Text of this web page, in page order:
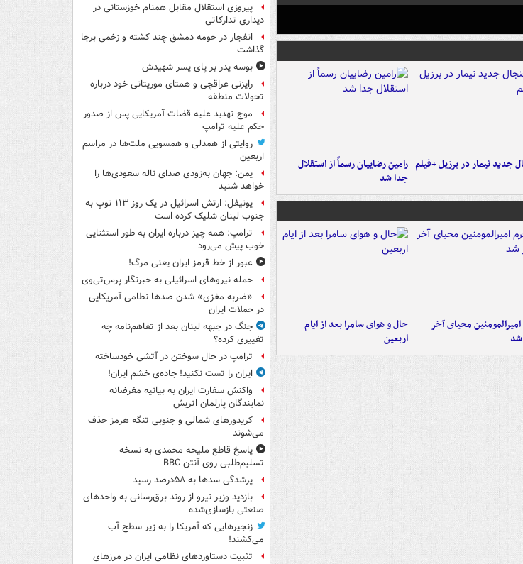
جدید نیمار در برزیل +فیلم رامین رضاییان رسماً از استقلال
جدا شد
محیای آخر
حال و هوای سامرا بعد از ایام
اربعین
پیروزی استقلال مقابل همنام خوزستانی در
دیداری تدارکاتی
انفجار در حومه دمشق چند کشته و زخمی برجا
گذاشت
بوسه‌ پدر بر پای پسر شهیدش
رایزنی عراقچی و همتای موریتانی خود درباره
تحولات منطقه
موج تهدید علیه قضات آمریکایی پس از صدور
حکم علیه ترامپ
روایتی از همدلی و همسویی ملت‌ها در مراسم
اربعین
یمن: جهان به‌زودی صدای ناله سعودی‌ها را
خواهد شنید
یونیفل: ارتش اسرائیل در یک روز ۱۱۳ توپ به
جنوب لبنان شلیک کرده است
ترامپ: همه چیز درباره ایران به طور استثنایی
خوب پیش می‌رود
عبور از خط قرمز ایران یعنی مرگ!
حمله نیروهای اسرائیلی به خبرنگار پرس‌تی‌وی
«ضربه مغزی» شدن صدها نظامی آمریکایی
در حملات ایران
جنگ در جبهه لبنان بعد از تفاهم‌نامه چه
تغییری کرده؟
ترامپ در حال سوختن در آتشی خودساخته
ایران را تست نکنید! جاده‌ی خشم ایران!
واکنش سفارت ایران به بیانیه مغرضانه
نمایندگان پارلمان اتریش
کریدورهای شمالی و جنوبی تنگه هرمز حذف
می‌شوند
پاسخ قاطع ملیحه محمدی به نسخه
تسلیم‌طلبی روی آنتن BBC
پرشدگی سدها به ۵۸درصد رسید
بازدید وزیر نیرو از روند برق‌رسانی به واحدهای
صنعتی بازسازی‌شده
زنجیرهایی که آمریکا را به زیر سطح آب
می‌کشند!
تثبیت دستاوردهای نظامی ایران در مرزهای